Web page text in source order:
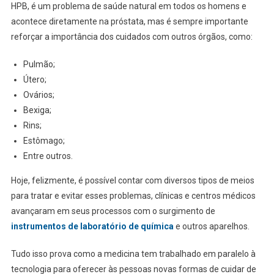
HPB, é um problema de saúde natural em todos os homens e
acontece diretamente na próstata, mas é sempre importante
reforçar a importância dos cuidados com outros órgãos, como:
Pulmão;
Útero;
Ovários;
Bexiga;
Rins;
Estômago;
Entre outros.
Hoje, felizmente, é possível contar com diversos tipos de meios
para tratar e evitar esses problemas, clínicas e centros médicos
avançaram em seus processos com o surgimento de
instrumentos de laboratório de química e outros aparelhos.
Tudo isso prova como a medicina tem trabalhado em paralelo à
tecnologia para oferecer às pessoas novas formas de cuidar de